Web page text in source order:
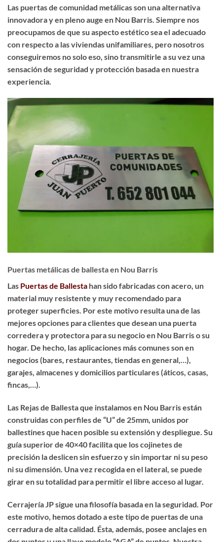
Las puertas de comunidad metálicas son una alternativa
innovadora y en pleno auge en Nou Barris. Siempre nos
preocupamos de que su aspecto estético sea el adecuado
con respecto a las viviendas unifamiliares, pero nosotros
conseguiremos no solo eso, sino transmitirle a su vez una
sensación de seguridad y protección basada en nuestra
experiencia.
Puertas metálicas de ballesta en Nou Barris
Las Puertas de Ballesta han sido fabricadas con acero, un
material muy resistente y muy recomendado para
proteger superficies. Por este motivo resulta una de las
mejores opciones para clientes que desean una puerta
corredera y protectora para su negocio en Nou Barris o su
hogar. De hecho, las aplicaciones más comunes son en
negocios (bares, restaurantes, tiendas en general,…),
garajes, almacenes y domicilios particulares (áticos, casas,
fincas,…).
Las Rejas de Ballesta que instalamos en Nou Barris están
construidas con perfiles de “U” de 25mm, unidos por
ballestines que hacen posible su extensión y despliegue. Su
guía superior de 40×40 facilita que los cojinetes de
precisión la deslicen sin esfuerzo y sin importar ni su peso
ni su dimensión. Una vez recogida en el lateral, se puede
girar en su totalidad para permitir el libre acceso al lugar.
Cerrajería JP sigue una filosofía basada en la seguridad. Por
este motivo, hemos dotado a este tipo de puertas de una
cerradura de alta calidad. Ésta, además, posee anclajes en